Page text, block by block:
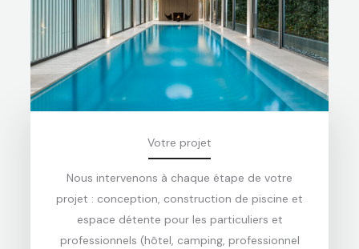
Votre projet
Nous intervenons à chaque étape de votre
projet : conception, construction de piscine et
espace détente pour les particuliers et
professionnels (hôtel, camping, professionnel